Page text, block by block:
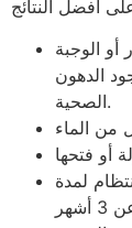
أو الوجبة
الدهون
الصحية.
لمدة